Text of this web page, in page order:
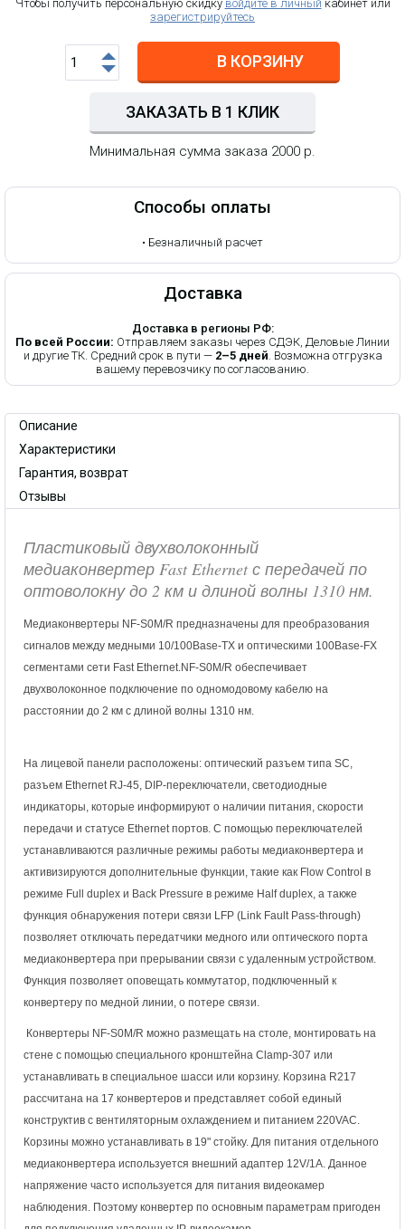
Чтобы получить персональную скидку войдите в личный кабинет или
зарегистрируйтесь
В КОРЗИНУ
ЗАКАЗАТЬ В 1 КЛИК
Минимальная сумма заказа 2000 р.
Способы оплаты
• Безналичный расчет
Доставка
Доставка в регионы РФ:
По всей России: Отправляем заказы через СДЭК, Деловые Линии
и другие ТК. Средний срок в пути — 2–5 дней. Возможна отгрузка
вашему перевозчику по согласованию.
Описание
Характеристики
Гарантия, возврат
Отзывы
Пластиковый двухволоконный
медиаконвертер Fast Ethernet с передачей по
оптоволокну до 2 км и длиной волны 1310 нм.
Медиаконвертеры NF-S0M/R предназначены для преобразования
сигналов между медными 10/100Base-TX и оптическими 100Base-FX
сегментами сети Fast Ethernet.NF-S0M/R обеспечивает
двухволоконное подключение по одномодовому кабелю на
расстоянии до 2 км с длиной волны 1310 нм.
На лицевой панели расположены: оптический разъем типа SC,
разъем Ethernet RJ-45, DIP-переключатели, светодиодные
индикаторы, которые информируют о наличии питания, скорости
передачи и статусе Ethernet портов. С помощью переключателей
устанавливаются различные режимы работы медиаконвертера и
активизируются дополнительные функции, такие как Flow Control в
режиме Full duplex и Back Pressure в режиме Half duplex, а также
функция обнаружения потери связи LFP (Link Fault Pass-through)
позволяет отключать передатчики медного или оптического порта
медиаконвертера при прерывании связи с удаленным устройством.
Функция позволяет оповещать коммутатор, подключенный к
конвертеру по медной линии, о потере связи.
Конвертеры NF-S0M/R можно размещать на столе, монтировать на
стене с помощью специального кронштейна Clamp-307 или
устанавливать в специальное шасси или корзину. Корзина R217
рассчитана на 17 конвертеров и представляет собой единый
конструктив с вентиляторным охлаждением и питанием 220VAC.
Корзины можно устанавливать в 19" стойку. Для питания отдельного
медиаконвертера используется внешний адаптер 12V/1А. Данное
напряжение часто используется для питания видеокамер
наблюдения. Поэтому конвертер по основным параметрам пригоден